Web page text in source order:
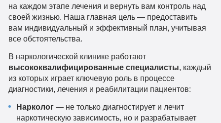
на каждом этапе лечения и вернуть вам контроль над
своей жизнью. Наша главная цель — предоставить
вам индивидуальный и эффективный план, учитывая
все обстоятельства.
В наркологической клинике работают
высококвалифицированные специалисты, каждый
из которых играет ключевую роль в процессе
диагностики, лечения и реабилитации пациентов:
Нарколог — не только диагностирует и лечит
наркотическую зависимость, но и разрабатывает